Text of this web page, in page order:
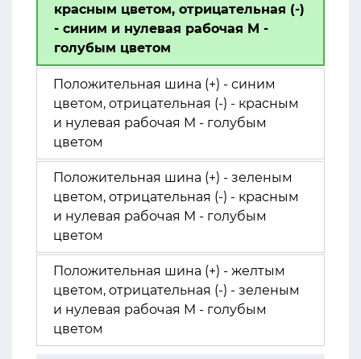
красным цветом, отрицательная (-)
- синим и нулевая рабочая M -
голубым цветом
Положительная шина (+) - синим
цветом, отрицательная (-) - красным
и нулевая рабочая M - голубым
цветом
Положительная шина (+) - зеленым
цветом, отрицательная (-) - красным
и нулевая рабочая M - голубым
цветом
Положительная шина (+) - желтым
цветом, отрицательная (-) - зеленым
и нулевая рабочая M - голубым
цветом